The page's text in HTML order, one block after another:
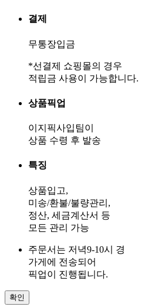
결제
무통장입금
*선결제 쇼핑몰의 경우
적립금 사용이 가능합니다.
상품픽업
이지픽사입팀이
상품 수령 후 발송
특징
상품입고,
미송/환불/불량관리,
정산, 세금계산서 등
모든 관리 가능
주문서는 저녁9-10시 경
가게에 전송되어
픽업이 진행됩니다.
확인